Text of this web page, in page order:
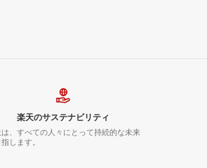
楽天のサステナビリティ
は、すべての人々にとって持続的な未来
します。